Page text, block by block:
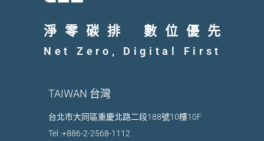
淨零碳排 數位優先
Net Zero, Digital First
TAIWAN 台灣
台北市大同區重慶北路二段188號10樓10F
Tel :+886-2-2568-1112